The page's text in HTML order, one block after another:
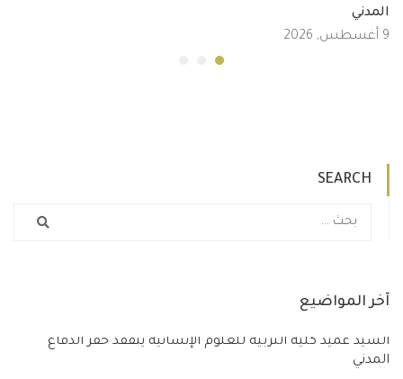
المدني
9 أغسطس, 2026
SEARCH
آخر المواضيع
السيد عميد كلية التربية للعلوم الإنسانية يتفقد خفر الدفاع
المدني